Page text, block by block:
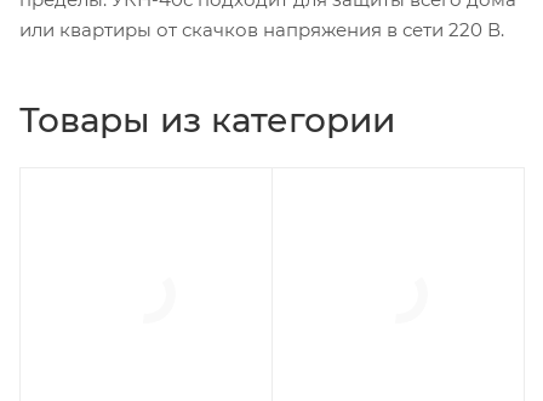
или квартиры от скачков напряжения в сети 220 В.
Товары из категории